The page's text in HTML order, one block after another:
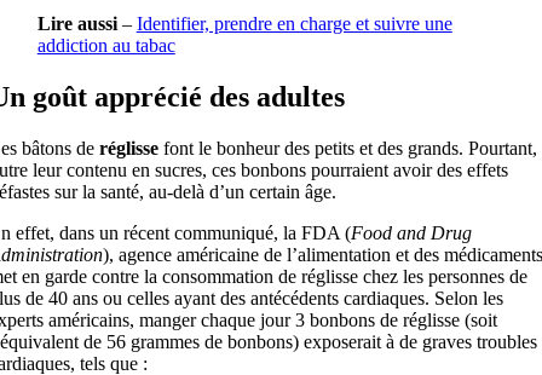
Lire aussi– Identifier, prendre en charge et suivre une
addiction au tabac
goût apprécié des adultes
bâtons de réglissefont le bonheur des petits et des grands. Pourtant,
leur contenu en sucres, ces bonbons pourraient avoir des effets
sur la santé, au-delà d’un certain âge.
effet, dans un récent communiqué, la FDA (Food and Drug
), agence américaine de l’alimentation et des
en garde contre la consommation de réglisse chez les personnes de
de 40 ans ou celles ayant des antécédents cardiaques. Selon les
américains, manger chaque jour 3 bonbons de réglisse (soit
de 56 grammes de bonbons) exposerait à de graves troubles
tels que :